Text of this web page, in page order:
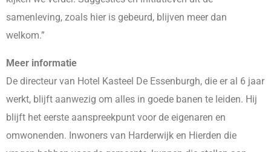
samenleving, zoals hier is gebeurd, blijven meer dan
welkom.”
Meer informatie
De directeur van Hotel Kasteel De Essenburgh, die er al 6 jaar
werkt, blijft aanwezig om alles in goede banen te leiden. Hij
blijft het eerste aanspreekpunt voor de eigenaren en
omwonenden. Inwoners van Harderwijk en Hierden die